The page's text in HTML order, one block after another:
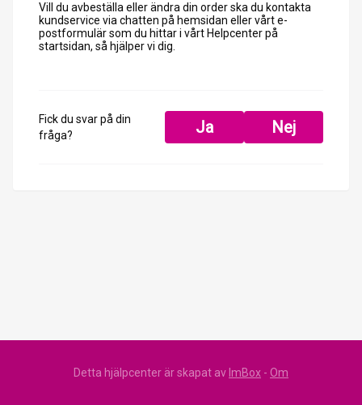
Vill du avbeställa eller ändra din order ska du kontakta
kundservice via chatten på hemsidan eller vårt e-
postformulär som du hittar i vårt Helpcenter på
startsidan, så hjälper vi dig.
Fick du svar på din
fråga?
Ja Nej
Detta hjälpcenter är skapat av ImBox - Om